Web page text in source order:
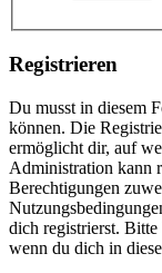
Registrieren
Du musst in diesem
können. Die
ermöglicht dir, auf
Administration kann
Berechtigungen
dich registrierst.
wenn du dich in